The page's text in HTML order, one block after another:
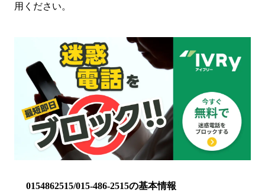
用ください。
0154862515/015-486-2515の基本情報